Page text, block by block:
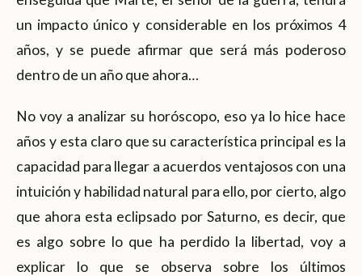
un impacto único y considerable en los próximos 4
años, y se puede afirmar que será más poderoso
dentro de un año que ahora…
No voy a analizar su horóscopo, eso ya lo hice hace
años y esta claro que su característica principal es la
capacidad para llegar a acuerdos ventajosos con una
intuición y habilidad natural para ello, por cierto, algo
que ahora esta eclipsado por Saturno, es decir, que
es algo sobre lo que ha perdido la libertad, voy a
explicar lo que se observa sobre los últimos